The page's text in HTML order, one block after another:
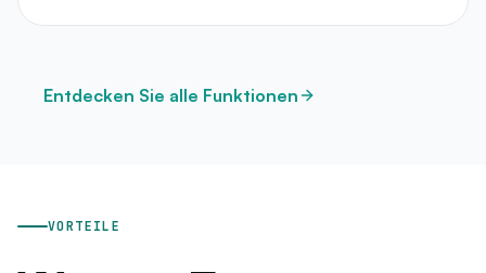
Entdecken Sie alle Funktionen
VORTEILE